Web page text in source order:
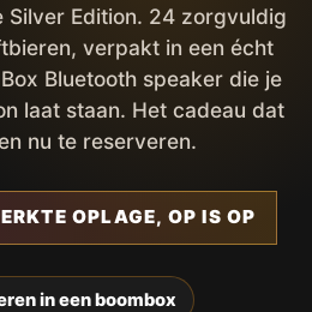
Silver Edition. 24 zorgvuldig
verpakt in een écht
Bluetooth speaker die je
laat staan. Het cadeau dat
nu te reserveren.
OPLAGE, OP IS OP
in een boombox